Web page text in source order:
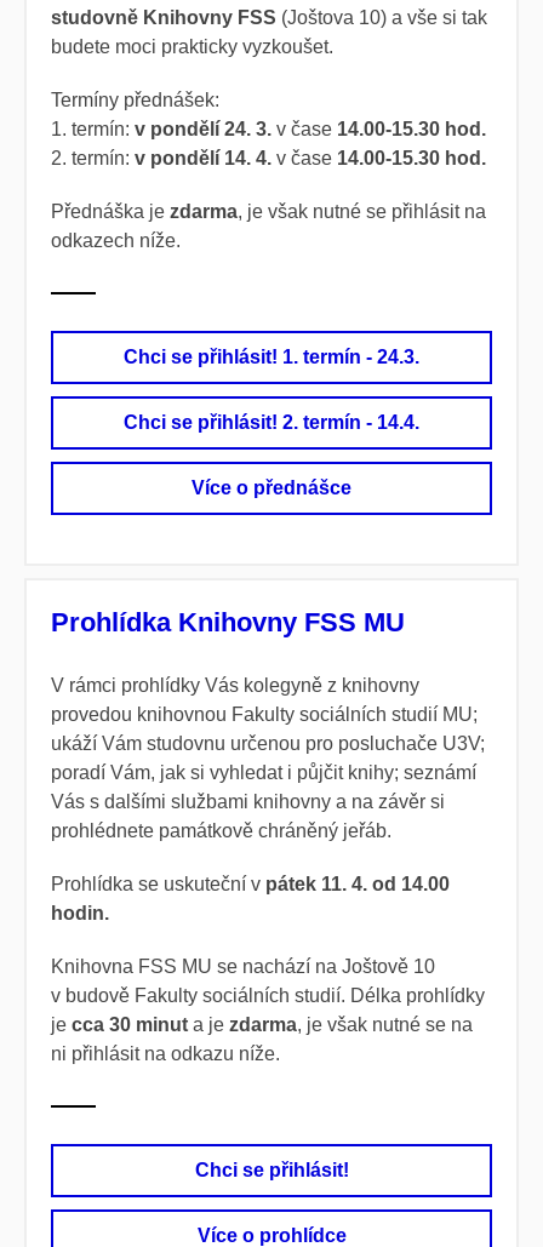
studovně Knihovny FSS (Joštova 10) a vše si tak
budete moci prakticky vyzkoušet.
Termíny přednášek:
1. termín: v pondělí 24. 3. v čase 14.00-15.30 hod.
2. termín: v pondělí 14. 4. v čase 14.00-15.30 hod.
Přednáška je zdarma, je však nutné se přihlásit na
odkazech níže.
Chci se přihlásit! 1. termín - 24.3.
Chci se přihlásit! 2. termín - 14.4.
Více o přednášce
Prohlídka Knihovny FSS MU
V rámci prohlídky Vás kolegyně z knihovny
provedou knihovnou Fakulty sociálních studií MU;
ukáží Vám studovnu určenou pro posluchače U3V;
poradí Vám, jak si vyhledat i půjčit knihy; seznámí
Vás s dalšími službami knihovny a na závěr si
prohlédnete památkově chráněný jeřáb.
Prohlídka se uskuteční v pátek 11. 4. od 14.00
hodin.
Knihovna FSS MU se nachází na Joštově 10
v budově Fakulty sociálních studií. Délka prohlídky
je cca 30 minut a je zdarma, je však nutné se na
ni přihlásit na odkazu níže.
Chci se přihlásit!
Více o prohlídce